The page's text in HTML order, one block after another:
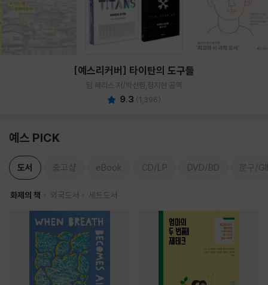
[예스리커버] 타이탄의 도구들
팀 페리스 저/박선령,정지현 공역
9.3 (1,396)
예스 PICK
도서 중고샵 eBook CD/LP DVD/BD 문구/
화제의 책 외국도서 세트도서